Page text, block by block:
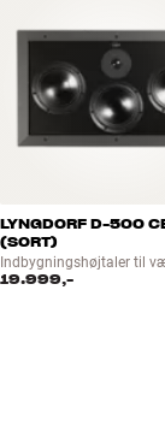
LYNGDORF D-500
(SORT)
Indbygningshøjtaler til
19.999,-